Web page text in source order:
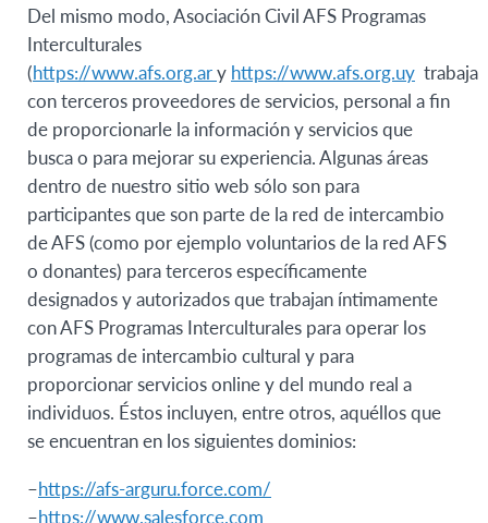
Del mismo modo, Asociación Civil AFS Programas
Interculturales
(https://www.afs.org.ary https://www.afs.org.uy trabaja
con terceros proveedores de servicios, personal a fin
de proporcionarle la información y servicios que
busca o para mejorar su experiencia. Algunas áreas
dentro de nuestro sitio web sólo son para
participantes que son parte de la red de intercambio
de AFS (como por ejemplo voluntarios de la red AFS
o donantes) para terceros específicamente
designados y autorizados que trabajan íntimamente
con AFS Programas Interculturales para operar los
programas de intercambio cultural y para
proporcionar servicios online y del mundo real a
individuos. Éstos incluyen, entre otros, aquéllos que
se encuentran en los siguientes dominios:
–https://afs-arguru.force.com/
–https://www.salesforce.com